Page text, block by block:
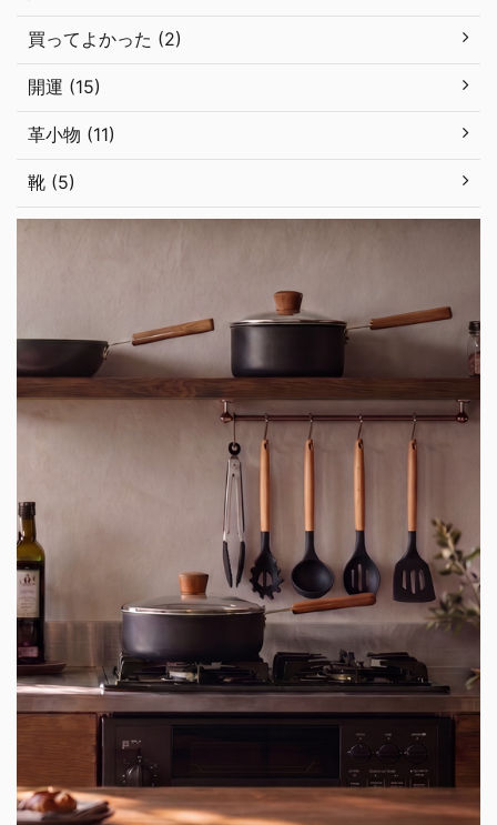
買ってよかった (2)
開運 (15)
革小物 (11)
靴 (5)